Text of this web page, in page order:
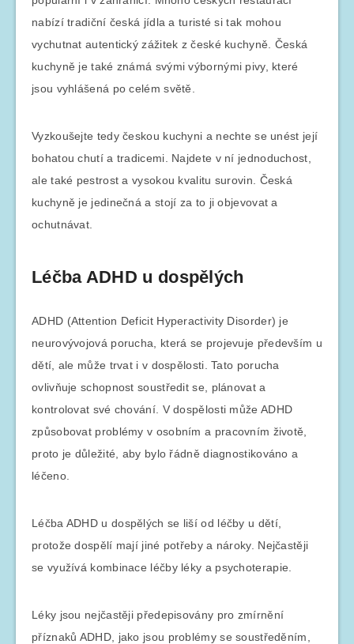
nabízí tradiční česká jídla a turisté si tak mohou
vychutnat autentický zážitek z české kuchyně. Česká
kuchyně je také známá svými výbornými pivy, které
jsou vyhlášená po celém světě.
Vyzkoušejte tedy českou kuchyni a nechte se unést její
bohatou chutí a tradicemi. Najdete v ní jednoduchost,
ale také pestrost a vysokou kvalitu surovin. Česká
kuchyně je jedinečná a stojí za to ji objevovat a
ochutnávat.
Léčba ADHD u dospělých
ADHD (Attention Deficit Hyperactivity Disorder) je
neurovývojová porucha, která se projevuje především u
dětí, ale může trvat i v dospělosti. Tato porucha
ovlivňuje schopnost soustředit se, plánovat a
kontrolovat své chování. V dospělosti může ADHD
způsobovat problémy v osobním a pracovním životě,
proto je důležité, aby bylo řádně diagnostikováno a
léčeno.
Léčba ADHD u dospělých se liší od léčby u dětí,
protože dospělí mají jiné potřeby a nároky. Nejčastěji
se využívá kombinace léčby léky a psychoterapie.
Léky jsou nejčastěji předepisovány pro zmírnění
příznaků ADHD, jako jsou problémy se soustředěním,